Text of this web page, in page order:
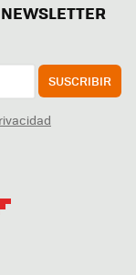
SUSCRIBIR